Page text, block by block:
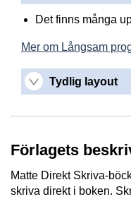
Det finns många
Mer om Långsam
Tydlig layout
Förlagets
Matte Direkt Skriva-
skriva direkt i boken.